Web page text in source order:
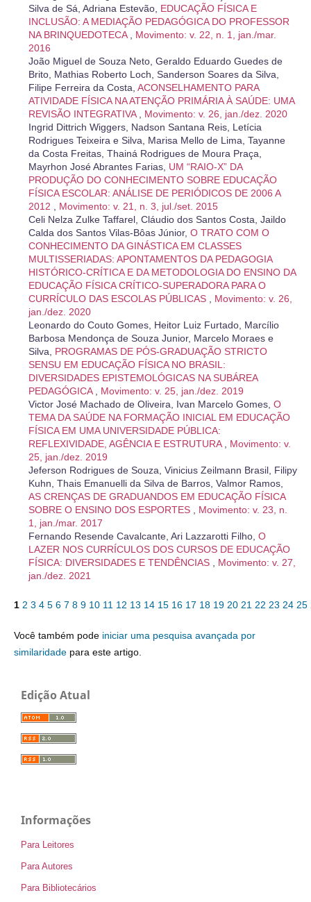
Silva de Sá, Adriana Estevão, EDUCAÇÃO FÍSICA E
INCLUSÃO: A MEDIAÇÃO PEDAGÓGICA DO PROFESSOR
NA BRINQUEDOTECA
Movimento: v. 22, n. 1, jan./mar.
2016
João Miguel de Souza Neto, Geraldo Eduardo Guedes de
Brito, Mathias Roberto Loch, Sanderson Soares da Silva,
Filipe Ferreira da Costa, ACONSELHAMENTO PARA
ATIVIDADE FÍSICA NA ATENÇÃO PRIMÁRIA À SAÚDE: UMA
REVISÃO INTEGRATIVA
Movimento: v. 26, jan./dez. 2020
Ingrid Dittrich Wiggers, Nadson Santana Reis, Letícia
Rodrigues Teixeira e Silva, Marisa Mello de Lima, Tayanne
da Costa Freitas, Thainá Rodrigues de Moura Praça,
Mayrhon José Abrantes Farias, UM “RAIO-X” DA
PRODUÇÃO DO CONHECIMENTO SOBRE EDUCAÇÃO
FÍSICA ESCOLAR: ANÁLISE DE PERIÓDICOS DE 2006 A
2012
Movimento: v. 21, n. 3, jul./set. 2015
Celi Nelza Zulke Taffarel, Cláudio dos Santos Costa, Jaildo
Calda dos Santos Vilas-Bôas Júnior, O TRATO COM O
CONHECIMENTO DA GINÁSTICA EM CLASSES
MULTISSERIADAS: APONTAMENTOS DA PEDAGOGIA
HISTÓRICO-CRÍTICA E DA METODOLOGIA DO ENSINO DA
EDUCAÇÃO FÍSICA CRÍTICO-SUPERADORA PARA O
CURRÍCULO DAS ESCOLAS PÚBLICAS
Movimento: v. 26,
jan./dez. 2020
Leonardo do Couto Gomes, Heitor Luiz Furtado, Marcílio
Barbosa Mendonça de Souza Junior, Marcelo Moraes e
Silva, PROGRAMAS DE PÓS-GRADUAÇÃO STRICTO
SENSU EM EDUCAÇÃO FÍSICA NO BRASIL:
DIVERSIDADES EPISTEMOLÓGICAS NA SUBÁREA
PEDAGÓGICA
Movimento: v. 25, jan./dez. 2019
Victor José Machado de Oliveira, Ivan Marcelo Gomes, O
TEMA DA SAÚDE NA FORMAÇÃO INICIAL EM EDUCAÇÃO
FÍSICA EM UMA UNIVERSIDADE PÚBLICA:
REFLEXIVIDADE, AGÊNCIA E ESTRUTURA
Movimento: v.
25, jan./dez. 2019
Jeferson Rodrigues de Souza, Vinicius Zeilmann Brasil, Filipy
Kuhn, Thais Emanuelli da Silva de Barros, Valmor Ramos,
AS CRENÇAS DE GRADUANDOS EM EDUCAÇÃO FÍSICA
SOBRE O ENSINO DOS ESPORTES
Movimento: v. 23, n.
1, jan./mar. 2017
Fernando Resende Cavalcante, Ari Lazzarotti Filho, O
LAZER NOS CURRÍCULOS DOS CURSOS DE EDUCAÇÃO
FÍSICA: DIVERSIDADES E TENDÊNCIAS
Movimento: v. 27,
jan./dez. 2021
1 2 3 4 5 6 7 8 9 10 11 12 13 14 15 16 17 18 19 20 21 22 23 24 25
Você também pode iniciar uma pesquisa avançada por
similaridadepara este artigo.
Edição Atual
Informações
Para Leitores
Para Autores
Para Bibliotecários